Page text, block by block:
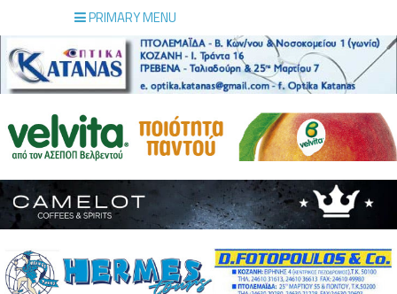
PRIMARY MENU